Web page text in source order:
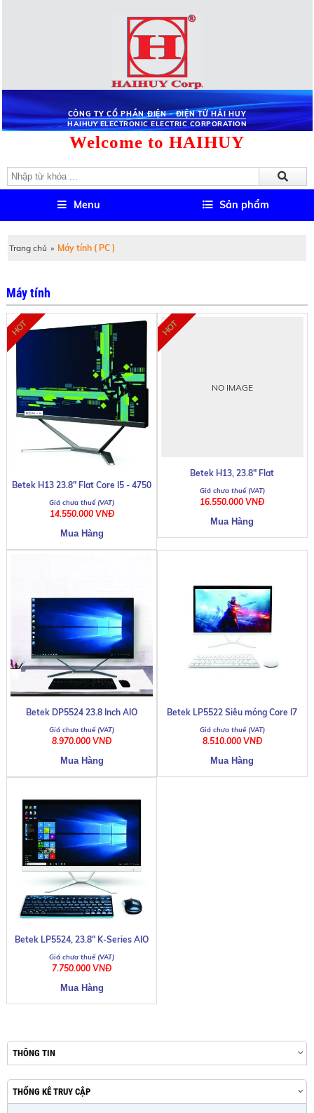
CÔNG TY CỔ PHẦN ĐIỆN - ĐIỆN TỬ HẢI HUY
HAIHUY ELECTRONIC ELECTRIC CORPORATION
Welcome to HAIHUY
Menu Sản phẩm
Trang chủ » Máy tính ( PC )
Máy tính
Betek H13 23.8" Flat Core I5 - 4750
14.550.000 VNĐ
NO IMAGE
Betek H13, 23.8" Flat
16.550.000 VNĐ
Betek DP5524 23.8 Inch AIO
8.970.000 VNĐ
Betek LP5522 Siêu mỏng Core I7
8.510.000 VNĐ
Betek LP5524, 23.8" K-Series AIO
7.750.000 VNĐ
THÔNG TIN
THỐNG KÊ TRUY CẬP